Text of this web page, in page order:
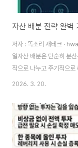
저자 : 똑소리 재테크 ·
일자산 배분은 단순히 분
적으로 나누고 주기적으
을 극대화하는 과학적 투
자산 배분 전략이란 무엇
제, 어떻게 비중을 조절
보자가 자주 묻는 질문
의 함정많은 투자자들이 "
2026. 3. 20.